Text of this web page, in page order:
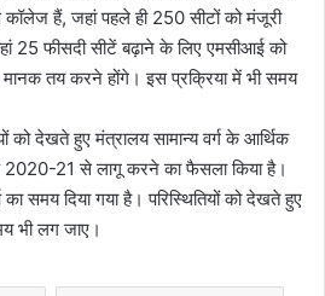
हैं, जहां पहले ही 250 सीटों को मंजूरी
25 फीसदी सीटें बढ़ाने के लिए एमसीआई को
तय करने होंगे। इस प्रक्रिया में भी समय
को देखते हुए मंत्रालय सामान्य वर्ग के आर्थिक
2020-21 से लागू करने का फैसला किया है।
समय दिया गया है। परिस्थितियों को देखते हुए
भी लग जाए।